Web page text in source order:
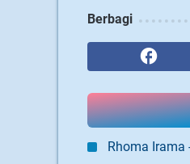
Berbagi
Rhoma Irama